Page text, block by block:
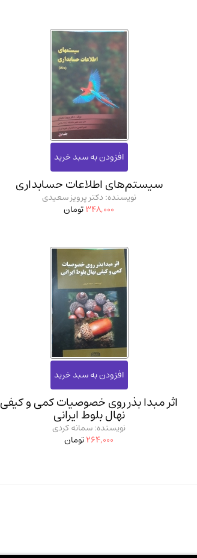
سیستم‌های اطلاعات حسابداری
نویسنده: دکتر پرویز سعیدی
348,000تومان
اثر مبدا بذر روی خصوصیات کمی و کیفی
نهال بلوط ایرانی
نویسنده: سمانه کردی
264,000تومان